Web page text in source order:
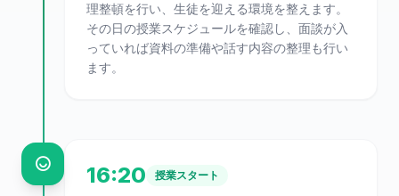
理整頓を行い、生徒を迎える環境を整えます。
その日の授業スケジュールを確認し、面談が入
っていれば資料の準備や話す内容の整理も行い
ます。
16:20 授業スタート